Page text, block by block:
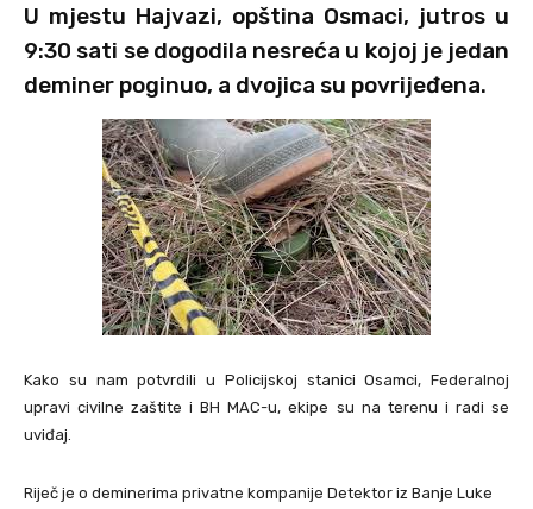
U mjestu Hajvazi, opština Osmaci, jutros u
9:30 sati se dogodila nesreća u kojoj je jedan
deminer poginuo, a dvojica su povrijeđena.
Kako su nam potvrdili u Policijskoj stanici Osamci, Federalnoj
upravi civilne zaštite i BH MAC-u, ekipe su na terenu i radi se
uviđaj.
Riječ je o deminerima privatne kompanije Detektor iz Banje Luke